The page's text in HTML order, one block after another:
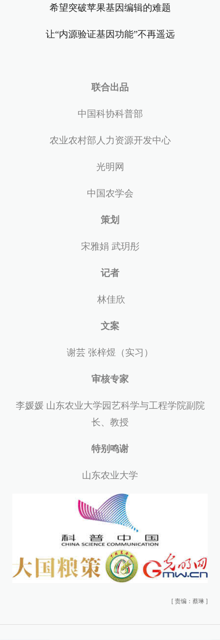
希望突破苹果基因编辑的难题
让“内源验证基因功能”不再遥远
联合出品
中国科协科普部
农业农村部人力资源开发中心
光明网
中国农学会
策划
宋雅娟 武玥彤
记者
林佳欣
文案
谢芸 张梓煜（实习）
审核专家
李媛媛 山东农业大学园艺科学与工程学院副院
长、教授
特别鸣谢
山东农业大学
[ 责编：蔡琳 ]